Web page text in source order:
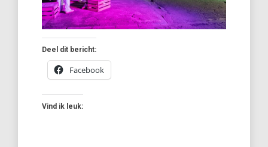
Deel dit bericht:
Facebook
Vind ik leuk: